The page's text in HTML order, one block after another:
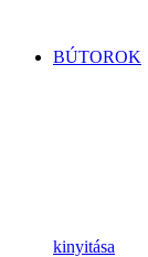
BÚTOROK
kinyitása